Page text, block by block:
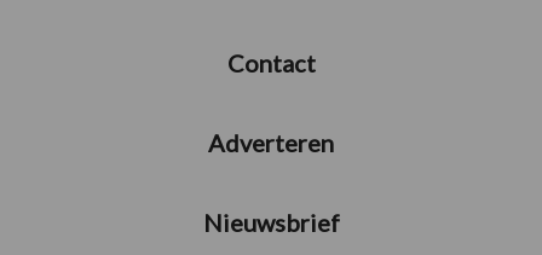
Contact
Adverteren
Nieuwsbrief